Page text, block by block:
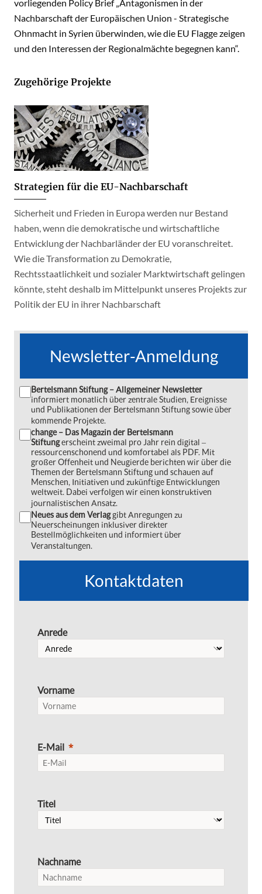
vorliegenden Policy Brief „Antagonismen in der
Nachbarschaft der Europäischen Union - Strategische
Ohnmacht in Syrien überwinden, wie die EU Flagge zeigen
und den Interessen der Regionalmächte begegnen kann“.
Zugehörige Projekte
Strategien für die EU-Nachbarschaft
Sicherheit und Frieden in Europa werden nur Bestand
haben, wenn die demokratische und wirtschaftliche
Entwicklung der Nachbarländer der EU voranschreitet.
Wie die Transformation zu Demokratie,
Rechtsstaatlichkeit und sozialer Marktwirtschaft gelingen
könnte, steht deshalb im Mittelpunkt unseres Projekts zur
Politik der EU in ihrer Nachbarschaft
Newsletter-Anmeldung
Bertelsmann Stiftung – Allgemeiner Newsletter
informiert monatlich über zentrale Studien, Ereignisse
und Publikationen der Bertelsmann Stiftung sowie über
kommende Projekte.
change – Das Magazin der Bertelsmann
Stiftungerscheint zweimal pro Jahr rein digital ‒
ressourcenschonend und komfortabel als PDF. Mit
großer Offenheit und Neugierde berichten wir über die
Themen der Bertelsmann Stiftung und schauen auf
Menschen, Initiativen und zukünftige Entwicklungen
weltweit. Dabei verfolgen wir einen konstruktiven
journalistischen Ansatz.
Neues aus dem Verlaggibt Anregungen zu
Neuerscheinungen inklusiver direkter
Bestellmöglichkeiten und informiert über
Veranstaltungen.
Kontaktdaten
Anrede
Vorname
E-Mail
Titel
Nachname